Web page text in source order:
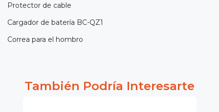
Protector de cable
Cargador de batería BC-QZ1
Correa para el hombro
También Podría Interesarte